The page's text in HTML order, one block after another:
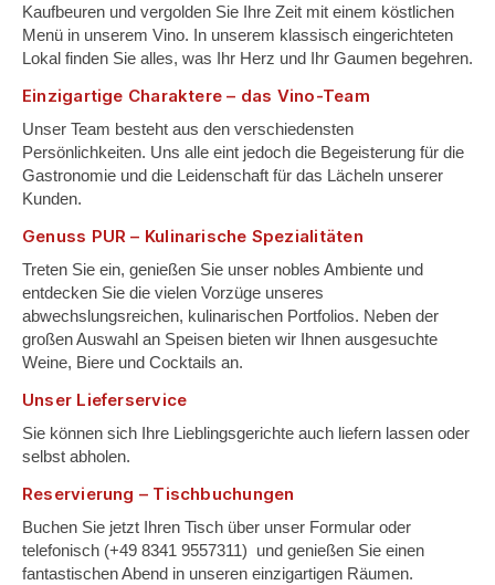
Kaufbeuren und vergolden Sie Ihre Zeit mit einem köstlichen
Menü in unserem Vino. In unserem klassisch eingerichteten
Lokal finden Sie alles, was Ihr Herz und Ihr Gaumen begehren.
Einzigartige Charaktere – das Vino-Team
Unser Team besteht aus den verschiedensten
Persönlichkeiten. Uns alle eint jedoch die Begeisterung für die
Gastronomie und die Leidenschaft für das Lächeln unserer
Kunden.
Genuss PUR – Kulinarische Spezialitäten
Treten Sie ein, genießen Sie unser nobles Ambiente und
entdecken Sie die vielen Vorzüge unseres
abwechslungsreichen, kulinarischen Portfolios. Neben der
großen Auswahl an Speisen bieten wir Ihnen ausgesuchte
Weine, Biere und Cocktails an.
Unser Lieferservice
Sie können sich Ihre Lieblingsgerichte auch liefern lassen oder
selbst abholen.
Reservierung – Tischbuchungen
Buchen Sie jetzt Ihren Tisch über unser Formular oder
telefonisch (+49 8341 9557311) und genießen Sie einen
fantastischen Abend in unseren einzigartigen Räumen.